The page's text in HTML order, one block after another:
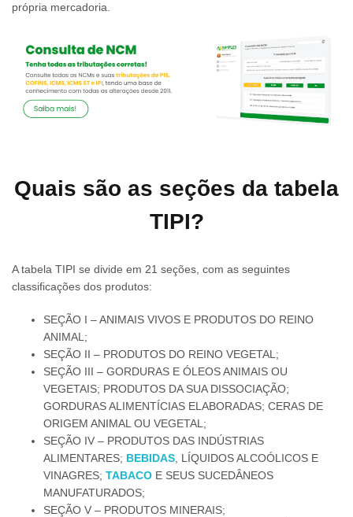
própria mercadoria.
Quais são as seções da tabela
TIPI?
A tabela TIPI se divide em 21 seções, com as seguintes
classificações dos produtos:
SEÇÃO I – ANIMAIS VIVOS E PRODUTOS DO REINO
ANIMAL;
SEÇÃO II – PRODUTOS DO REINO VEGETAL;
SEÇÃO III – GORDURAS E ÓLEOS ANIMAIS OU
VEGETAIS; PRODUTOS DA SUA DISSOCIAÇÃO;
GORDURAS ALIMENTÍCIAS ELABORADAS; CERAS DE
ORIGEM ANIMAL OU VEGETAL;
SEÇÃO IV – PRODUTOS DAS INDÚSTRIAS
ALIMENTARES; BEBIDAS , LÍQUIDOS ALCOÓLICOS E
VINAGRES; TABACO E SEUS SUCEDÂNEOS
MANUFATURADOS;
SEÇÃO V – PRODUTOS MINERAIS;